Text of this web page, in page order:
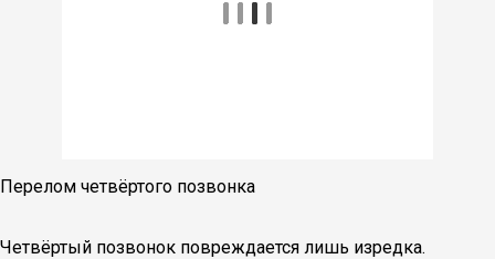
Перелом четвёртого позвонка
Четвёртый позвонок повреждается лишь изредка.